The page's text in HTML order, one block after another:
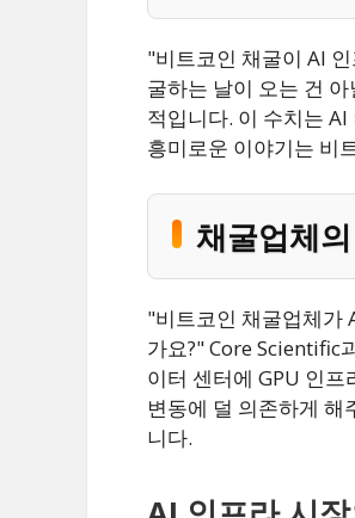
"비트코인 채굴이 AI
굴하는 날이 오는 건
적입니다. 이 수치는
흥미로운 이야기는 비
채굴업체
"비트코인 채굴업체가
가요?" Core Scientific
이터 센터에 GPU 인
변동에 덜 의존하게 해
니다.